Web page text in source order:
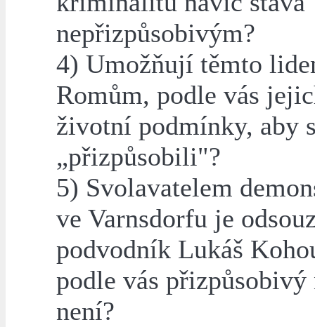
nepřizpůsobivým?
4) Umožňují těmto
Romům, podle vás
životní podmínky, aby
„přizpůsobili"?
5) Svolavatelem
ve Varnsdorfu je
podvodník Lukáš
podle vás přizpůsobivý
není?